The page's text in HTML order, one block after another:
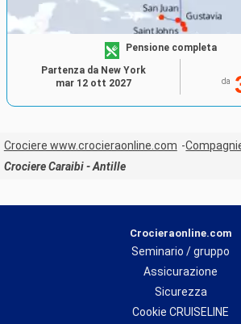
Pensione completa
da
Partenza da New York
mar 12 ott 2027
Crociere www.crocieraonline.com
Crociere Caraibi - Antille
Crocieraonline.com
Seminario / gruppo
Assicurazione
Sicurezza
Cookie CRUISELINE